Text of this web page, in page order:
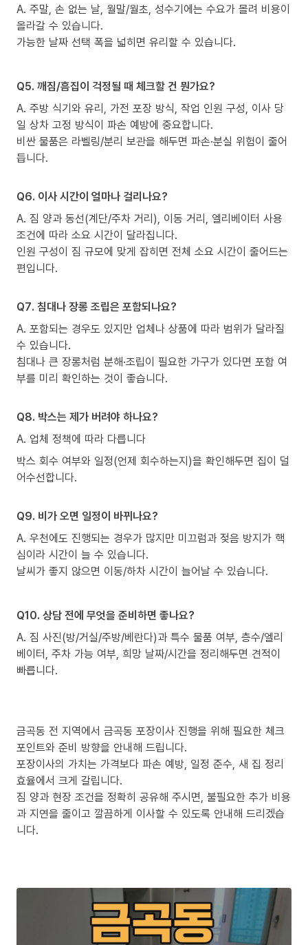
A. 주말, 손 없는 날, 월말/월초, 성수기에는 수요가 몰려 비용이
올라갈 수 있습니다.
가능한 날짜 선택 폭을 넓히면 유리할 수 있습니다.
Q5. 깨짐/흠집이 걱정될 때 체크할 건 뭔가요?
A. 주방 식기와 유리, 가전 포장 방식, 작업 인원 구성, 이사 당
일 상차 고정 방식이 파손 예방에 중요합니다.
비싼 물품은 라벨링/분리 보관을 해두면 파손·분실 위험이 줄어
듭니다.
Q6. 이사 시간이 얼마나 걸리나요?
A. 짐 양과 동선(계단/주차 거리), 이동 거리, 엘리베이터 사용
조건에 따라 소요 시간이 달라집니다.
인원 구성이 짐 규모에 맞게 잡히면 전체 소요 시간이 줄어드는
편입니다.
Q7. 침대나 장롱 조립은 포함되나요?
A. 포함되는 경우도 있지만 업체나 상품에 따라 범위가 달라질
수 있습니다.
침대나 큰 장롱처럼 분해·조립이 필요한 가구가 있다면 포함 여
부를 미리 확인하는 것이 좋습니다.
Q8. 박스는 제가 버려야 하나요?
A. 업체 정책에 따라 다릅니다
박스 회수 여부와 일정(언제 회수하는지)을 확인해두면 집이 덜
어수선합니다.
Q9. 비가 오면 일정이 바뀌나요?
A. 우천에도 진행되는 경우가 많지만 미끄럼과 젖음 방지가 핵
심이라 시간이 늘 수 있습니다.
날씨가 좋지 않으면 이동/하차 시간이 늘어날 수 있습니다.
Q10. 상담 전에 무엇을 준비하면 좋나요?
A. 짐 사진(방/거실/주방/베란다)과 특수 물품 여부, 층수/엘리
베이터, 주차 가능 여부, 희망 날짜/시간을 정리해두면 견적이
빠릅니다.
금곡동 전 지역에서 금곡동 포장이사 진행을 위해 필요한 체크
포인트와 준비 방향을 안내해 드립니다.
포장이사의 가치는 가격보다 파손 예방, 일정 준수, 새 집 정리
효율에서 크게 갈립니다.
짐 양과 현장 조건을 정확히 공유해 주시면, 불필요한 추가 비용
과 지연을 줄이고 깔끔하게 이사할 수 있도록 안내해 드리겠습
니다.